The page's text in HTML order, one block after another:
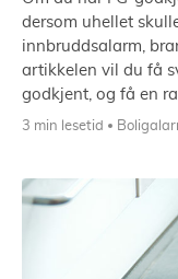
dersom uhellet
innbruddsalarm,
artikkelen vil du få
godkjent, og få en
3 min lesetid